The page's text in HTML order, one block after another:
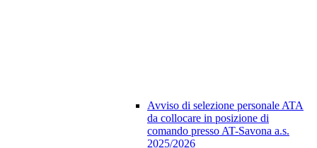
Avviso di selezione personale ATA
da collocare in posizione di
comando presso AT-Savona a.s.
2025/2026